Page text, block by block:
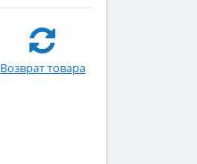
Возврат товара